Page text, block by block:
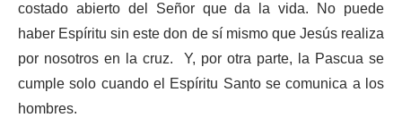
costado abierto del Señor que da la vida. No puede
haber Espíritu sin este don de sí mismo que Jesús realiza
por nosotros en la cruz. Y, por otra parte, la Pascua se
cumple solo cuando el Espíritu Santo se comunica a los
hombres.